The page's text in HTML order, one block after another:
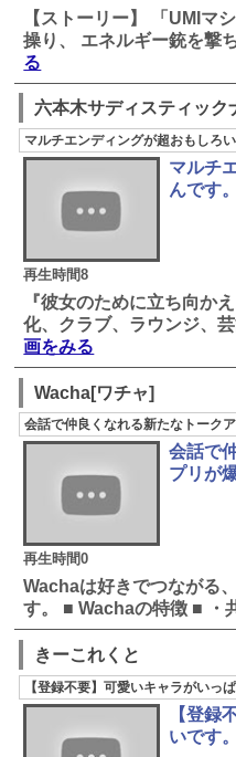
【ストーリー】 「UMIマ
操り、 エネルギー銃を撃
る
六本木サディスティック
マルチエンディングが超おもしろい
再生時間8
マルチ
んです。
『彼女のために立ち向
化、クラブ、ラウンジ、
画をみる
Wacha[ワチャ]
会話で仲良くなれる新たなトーク
再生時間0
会話で
プリが
Wachaは好きでつながる
す。 ■ Wachaの特徴 ■ ・
きーこれくと
【登録不要】可愛いキャラがいっ
【登録
いです